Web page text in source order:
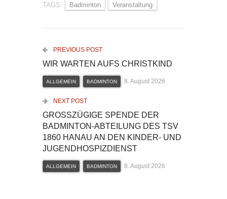
TAGS: Badminton Veranstaltung
PREVIOUS POST
WIR WARTEN AUFS CHRISTKIND
ALLGEMEIN BADMINTON 8. August 2026
NEXT POST
GROSSZÜGIGE SPENDE DER B
ADMINTON-ABTEILUNG DES TSV 1
860 HANAU AN DEN KINDER- UND J
UGENDHOSPIZDIENST
ALLGEMEIN BADMINTON 8. August 2026